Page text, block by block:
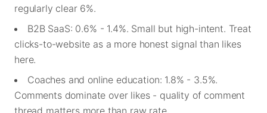
regularly clear 6%.
B2B SaaS: 0.6% - 1.4%. Small but high-intent. Treat
clicks-to-website as a more honest signal than likes
here.
Coaches and online education: 1.8% - 3.5%.
Comments dominate over likes - quality of comment
thread matters more than raw rate.